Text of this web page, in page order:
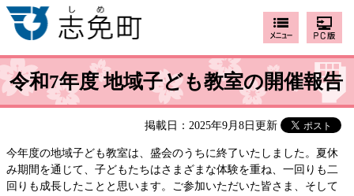
令和7年度 地域子ども教室の開催報告
掲載日：2025年9月8日更新
今年度の地域子ども教室は、盛会のうちに終了いたしました。夏休
み期間を通じて、子どもたちはさまざまな体験を重ね、一回りも二
回りも成長したことと思います。ご参加いただいた皆さま、そして